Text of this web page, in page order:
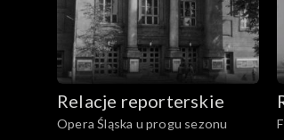
Relacje reporterskie
Opera Śląska u progu sezonu